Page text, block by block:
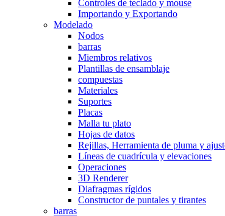
Controles de teclado y mouse
Importando y Exportando
Modelado
Nodos
barras
Miembros relativos
Plantillas de ensamblaje
compuestas
Materiales
Suportes
Placas
Malla tu plato
Hojas de datos
Rejillas, Herramienta de pluma y
Líneas de cuadrícula y elevaciones
Operaciones
3D Renderer
Diafragmas rígidos
Constructor de puntales y tirantes
barras